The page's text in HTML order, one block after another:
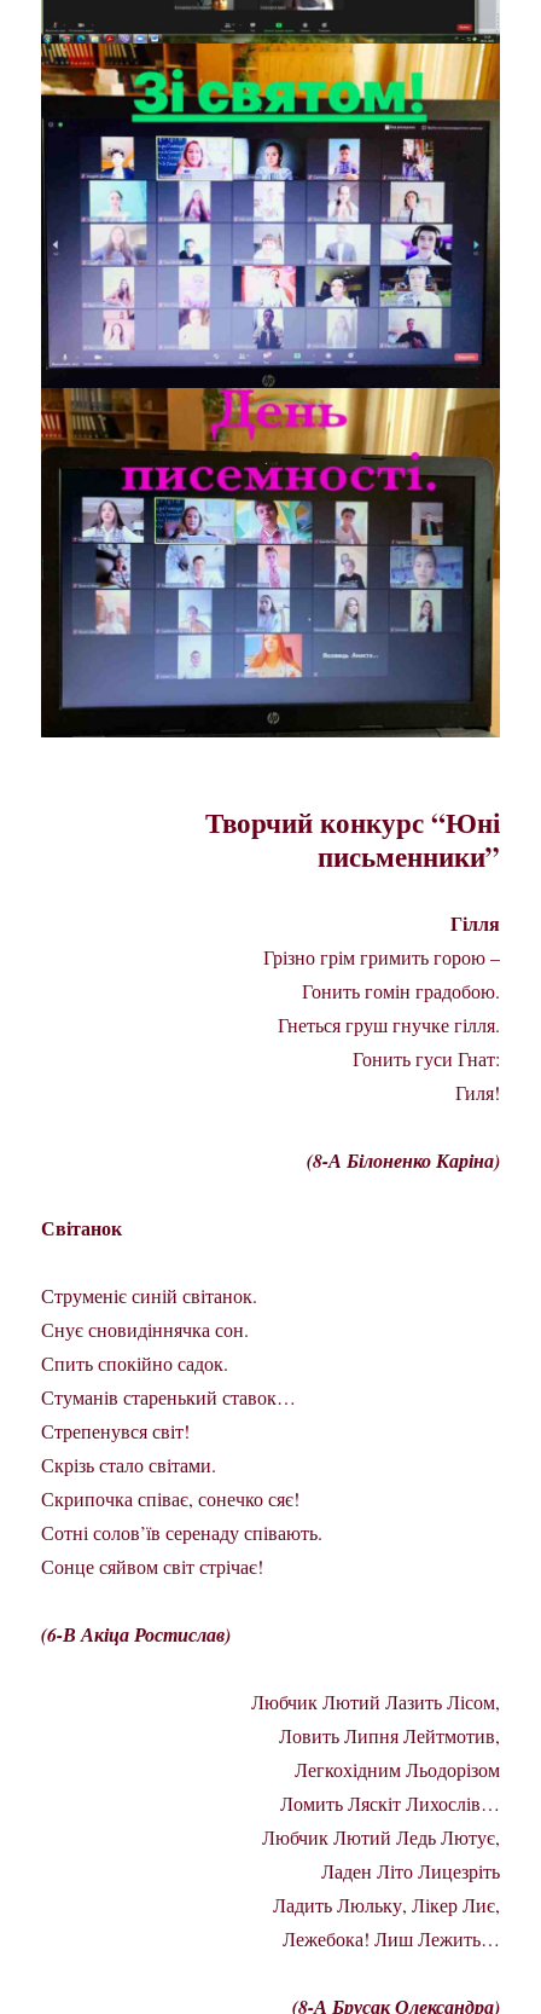
Творчий конкурс “Юні
письменники”
Гілля
Грізно грім гримить горою –
Гонить гомін градобою.
Гнеться груш гнучке гілля.
Гонить гуси Гнат:
Гиля!
(8-А Білоненко Каріна)
Світанок
Струменіє синій світанок.
Снує сновидіннячка сон.
Спить спокійно садок.
Стуманів старенький ставок…
Стрепенувся світ!
Скрізь стало світами.
Скрипочка співає, сонечко сяє!
Сотні солов’їв серенаду співають.
Сонце сяйвом світ стрічає!
(6-В Акіца Ростислав)
Любчик Лютий Лазить Лісом,
Ловить Липня Лейтмотив,
Легкохідним Льодорізом
Ломить Ляскіт Лихослів…
Любчик Лютий Ледь Лютує,
Ладен Літо Лицезріть
Ладить Люльку, Лікер Лиє,
Лежебока! Лиш Лежить…
(8-А Брусак Олександра)